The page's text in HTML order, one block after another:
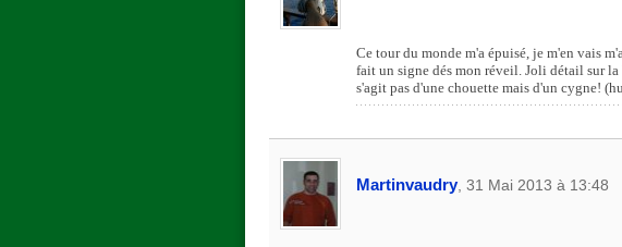
Ce tour du monde m'a épuisé, je m'en vais
fait un signe dés mon réveil. Joli détail sur
s'agit pas d'une chouette mais d'un cygne!
Martinvaudry, 31 Mai 2013 à 13:48